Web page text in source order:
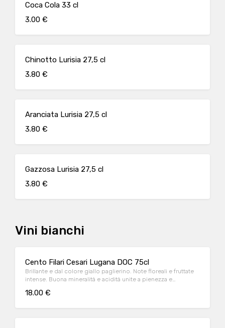
Coca Cola 33 cl
3.00 €
Chinotto Lurisia 27,5 cl
3.80 €
Aranciata Lurisia 27,5 cl
3.80 €
Gazzosa Lurisia 27,5 cl
3.80 €
Vini bianchi
Cento Filari Cesari Lugana DOC 75cl
Brillante e dal colore giallo paglierino. Note floreali e fruttate
intense. Buona mineralità e acidità unite a pienezza e
18.00 €